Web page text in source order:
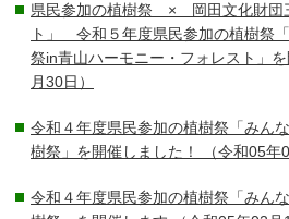
県民参加の植樹祭 × 岡田文化財団
ト」 令和５年度県民参加の植樹祭
祭in青山ハーモニー・フォレスト」
月30日）
令和４年度県民参加の植樹祭「みん
樹祭」を開催しました！
（令和05年
令和４年度県民参加の植樹祭「みん